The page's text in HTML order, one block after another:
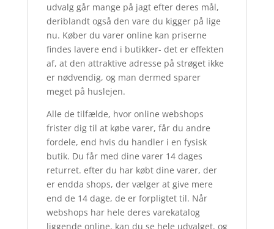
udvalg går mange på jagt efter deres mål,
deriblandt også den vare du kigger på lige
nu. Køber du varer online kan priserne
findes lavere end i butikker- det er effekten
af, at den attraktive adresse på strøget ikke
er nødvendig, og man dermed sparer
meget på huslejen.
Alle de tilfælde, hvor online webshops
frister dig til at købe varer, får du andre
fordele, end hvis du handler i en fysisk
butik. Du får med dine varer 14 dages
returret. efter du har købt dine varer, der
er endda shops, der vælger at give mere
end de 14 dage, de er forpligtet til. Når
webshops har hele deres varekatalog
liggende online, kan du se hele udvalget, og